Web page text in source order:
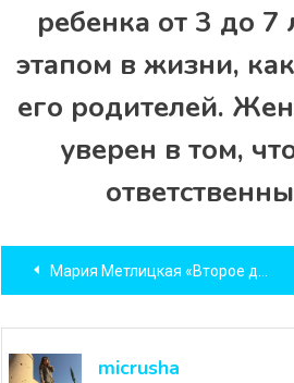
ребенка от 3 до 7
этапом в жизни,
его родителей.
уверен в том,
Навигация
по
записям
Мария Метлицкая «Второе дыхание»
micrusha